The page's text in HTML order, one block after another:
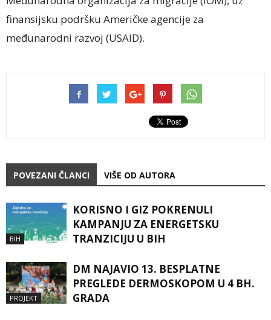
finansijsku podršku Američke agencije za
međunarodni razvoj (USAID).
POVEZANI ČLANCI VIŠE OD AUTORA
BIH
KORISNO I GIZ POKRENULI
KAMPANJU ZA ENERGETSKU
TRANZICIJU U BIH
PROJEKT
DM NAJAVIO 13. BESPLATNE
PREGLEDE DERMOSKOPOM U 4 BH.
GRADA